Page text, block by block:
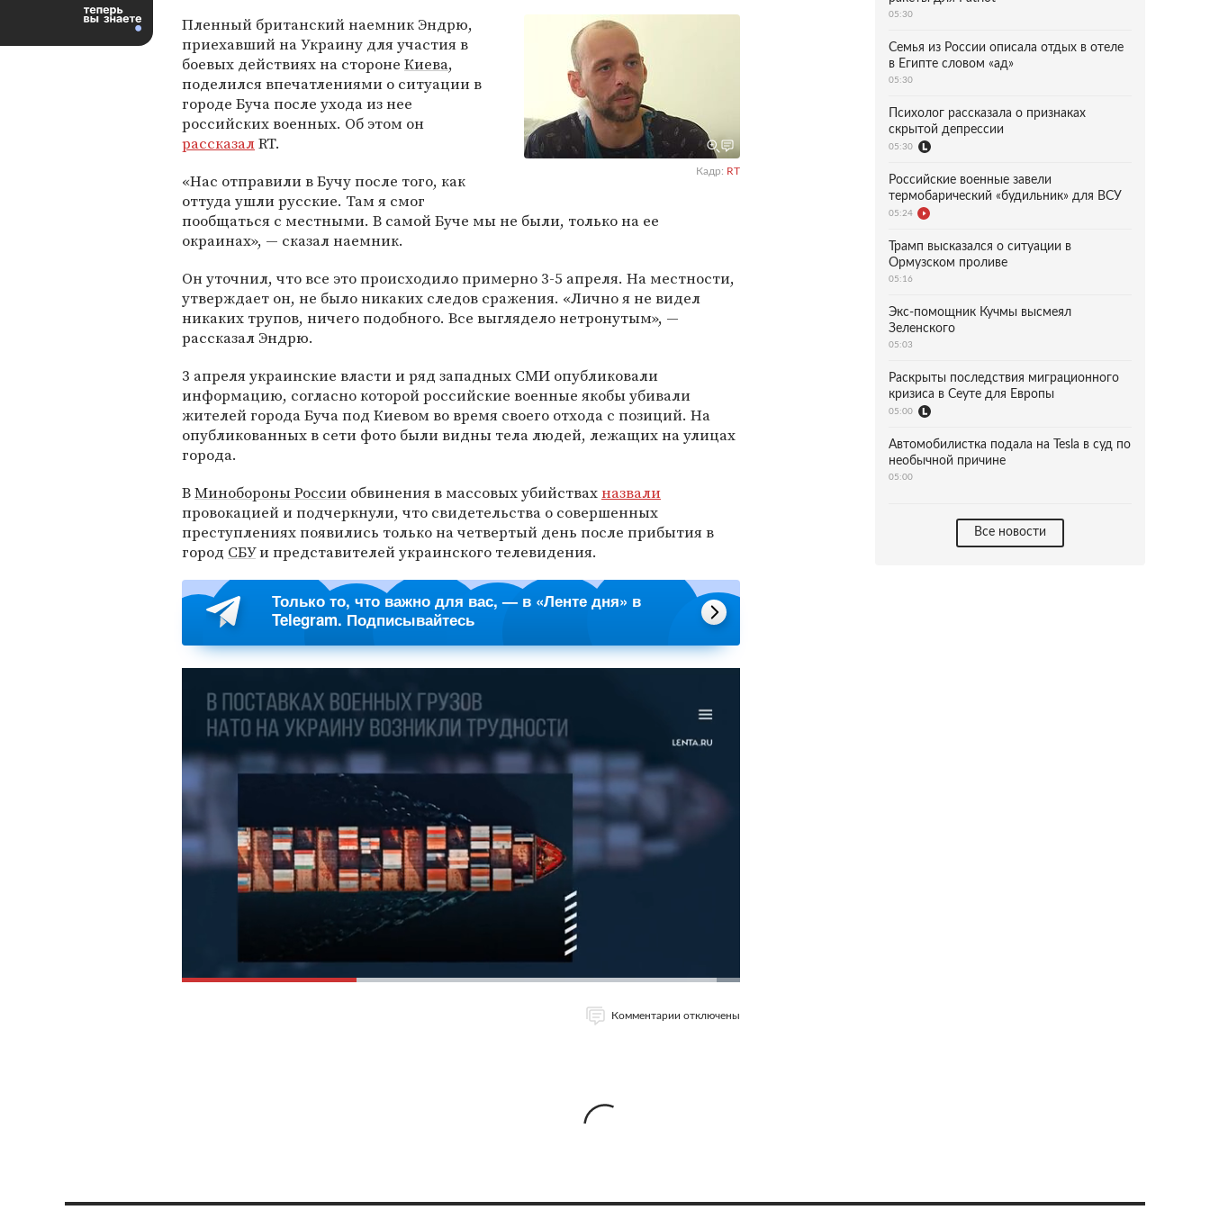
Кадр: RT
Пленный британский наемник Эндрю,
приехавший на Украину для участия в
боевых действиях на стороне Киева,
поделился впечатлениями о ситуации в
городе Буча после ухода из нее
российских военных. Об этом он
рассказалRT.
«Нас отправили в Бучу после того, как
оттуда ушли русские. Там я смог
пообщаться с местными. В самой Буче мы не были, только на ее
окраинах», — сказал наемник.
Он уточнил, что все это происходило примерно 3-5 апреля. На местности,
утверждает он, не было никаких следов сражения. «Лично я не видел
никаких трупов, ничего подобного. Все выглядело нетронутым», —
рассказал Эндрю.
3 апреля украинские власти и ряд западных СМИ опубликовали
информацию, согласно которой российские военные якобы убивали
жителей города Буча под Киевом во время своего отхода с позиций. На
опубликованных в сети фото были видны тела людей, лежащих на улицах
города.
ВМинобороны России обвинения в массовых убийствахназвали
провокацией и подчеркнули, что свидетельства о совершенных
преступлениях появились только на четвертый день после прибытия в
город СБУи представителей украинского телевидения.
Только то, что важно для вас, — в «Ленте дня» в
Telegram. Подписывайтесь
Комментарии отключены
05:30
Семья из России описала отдых в отеле
в Египте словом «ад»
05:30
Психолог рассказала о признаках
скрытой депрессии
05:30
Российские военные завели
термобарический «будильник» для ВСУ
05:24
Трамп высказался о ситуации в
Ормузском проливе
05:16
Экс-помощник Кучмы высмеял
Зеленского
05:03
Раскрыты последствия миграционного
кризиса в Сеуте для Европы
05:00
Автомобилистка подала на Tesla в суд по
необычной причине
05:00
Все новости